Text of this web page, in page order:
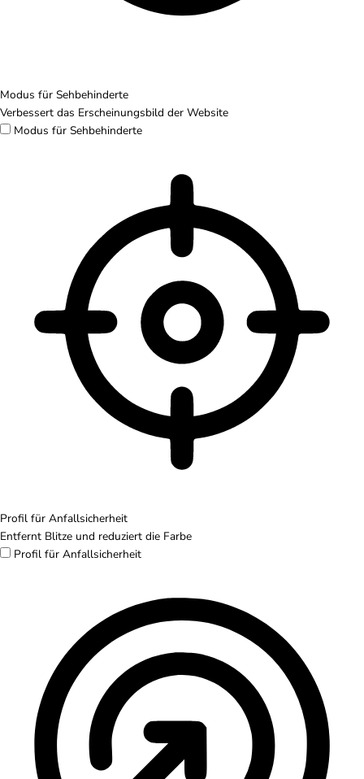
Modus für Sehbehinderte
Verbessert das Erscheinungsbild der Website
Modus für Sehbehinderte
Profil für Anfallsicherheit
Entfernt Blitze und reduziert die Farbe
Profil für Anfallsicherheit